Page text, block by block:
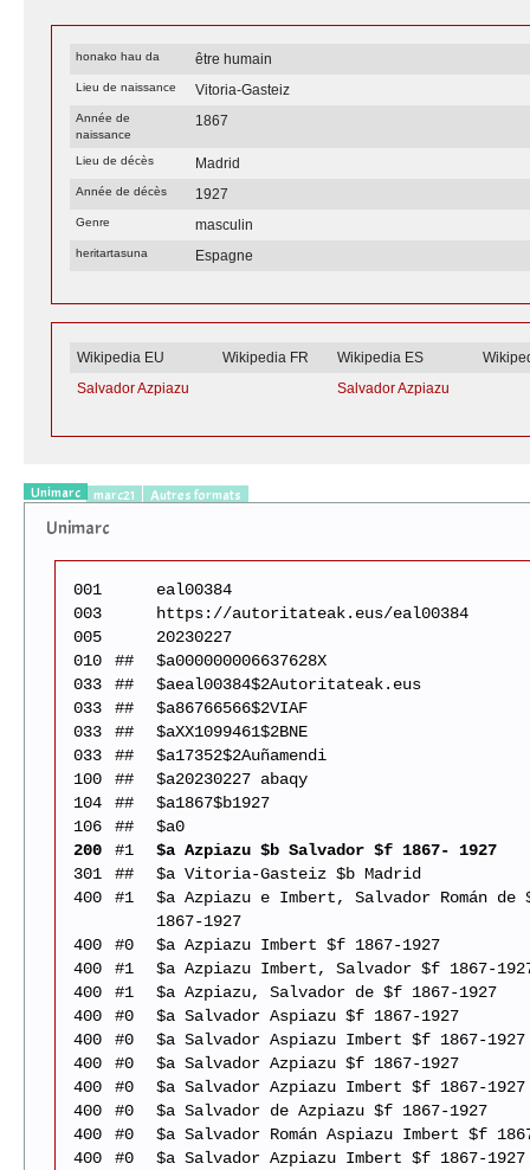
honako hau da être humain
Lieu de naissance Vitoria-Gasteiz
Année de
naissance
1867
Lieu de décès Madrid
Année de décès 1927
Genre masculin
heritartasuna Espagne
Wikipedia EU Wikipedia FR Wikipedia ES
Salvador Azpiazu
Salvador Azpiazu
Unimarc marc21 Autres formats
Unimarc
001
eal00384
003
https://autoritateak.eus/eal00384
005
20230227
010
##
$a000000006637628X
033
##
$aeal00384$2Autoritateak.eus
033
##
$a86766566$2VIAF
033
##
$aXX1099461$2BNE
033
##
$a17352$2Auñamendi
100
##
$a20230227 abaqy
104
##
$a1867$b1927
106
##
$a0
200
#1
$a Azpiazu $b Salvador $f 1867- 1927
301
##
$a Vitoria-Gasteiz $b Madrid
400
#1
$a Azpiazu e Imbert, Salvador Román de
1867-1927
400
#0
$a Azpiazu Imbert $f 1867-1927
400
#1
$a Azpiazu Imbert, Salvador $f 1867-
400
#1
$a Azpiazu, Salvador de $f 1867-1927
400
#0
$a Salvador Aspiazu $f 1867-1927
400
#0
$a Salvador Aspiazu Imbert $f 1867-1927
400
#0
$a Salvador Azpiazu $f 1867-1927
400
#0
$a Salvador Azpiazu Imbert $f 1867-1927
400
#0
$a Salvador de Azpiazu $f 1867-1927
400
#0
$a Salvador Román Aspiazu Imbert $f
400
#0
$a Salvador Azpiazu Imbert $f 1867-1927